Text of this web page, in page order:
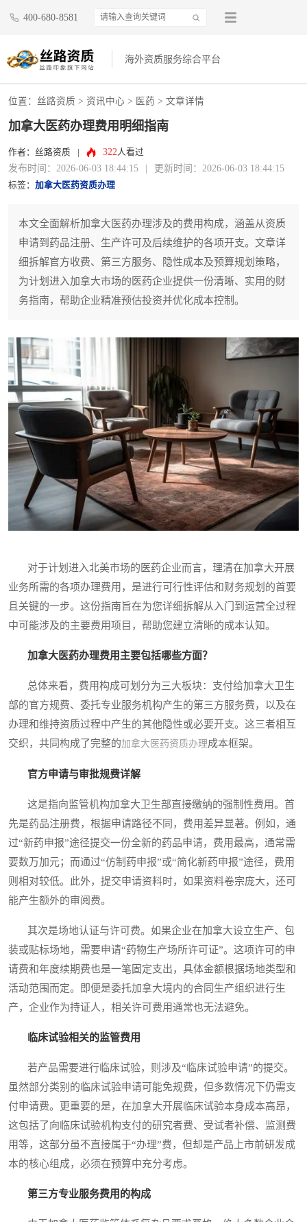
400-680-8581
海外资质服务综合平台
位置： 丝路资质 > 资讯中心 > 医药 > 文章详情
加拿大医药办理费用明细指南
作者：丝路资质 322人看过
发布时间：2026-06-03 18:44:15 更新时间：2026-06-03 18:44:15
标签： 加拿大医药资质办理
本文全面解析加拿大医药办理涉及的费用构成，涵盖从资质
申请到药品注册、生产许可及后续维护的各项开支。文章详
细拆解官方收费、第三方服务、隐性成本及预算规划策略，
为计划进入加拿大市场的医药企业提供一份清晰、实用的财
务指南，帮助企业精准预估投资并优化成本控制。
对于计划进入北美市场的医药企业而言，理清在加拿大开展
业务所需的各项办理费用，是进行可行性评估和财务规划的首要
且关键的一步。这份指南旨在为您详细拆解从入门到运营全过程
中可能涉及的主要费用项目，帮助您建立清晰的成本认知。
加拿大医药办理费用主要包括哪些方面？
总体来看，费用构成可划分为三大板块：支付给加拿大卫生
部的官方规费、委托专业服务机构产生的第三方服务费，以及在
办理和维持资质过程中产生的其他隐性或必要开支。这三者相互
交织，共同构成了完整的加拿大医药资质办理成本框架。
官方申请与审批规费详解
这是指向监管机构加拿大卫生部直接缴纳的强制性费用。首
先是药品注册费，根据申请路径不同，费用差异显著。例如，通
过“新药申报”途径提交一份全新的药品申请，费用最高，通常需
要数万加元；而通过“仿制药申报”或“简化新药申报”途径，费用
则相对较低。此外，提交申请资料时，如果资料卷宗庞大，还可
能产生额外的审阅费。
其次是场地认证与许可费。如果企业在加拿大设立生产、包
装或贴标场地，需要申请“药物生产场所许可证”。这项许可的申
请费和年度续期费也是一笔固定支出，具体金额根据场地类型和
活动范围而定。即便是委托加拿大境内的合同生产组织进行生
产，企业作为持证人，相关许可费用通常也无法避免。
临床试验相关的监管费用
若产品需要进行临床试验，则涉及“临床试验申请”的提交。
虽然部分类别的临床试验申请可能免规费，但多数情况下仍需支
付申请费。更重要的是，在加拿大开展临床试验本身成本高昂，
这包括了向临床试验机构支付的研究者费、受试者补偿、监测费
用等，这部分虽不直接属于“办理”费，但却是产品上市前研发成
本的核心组成，必须在预算中充分考虑。
第三方专业服务费用的构成